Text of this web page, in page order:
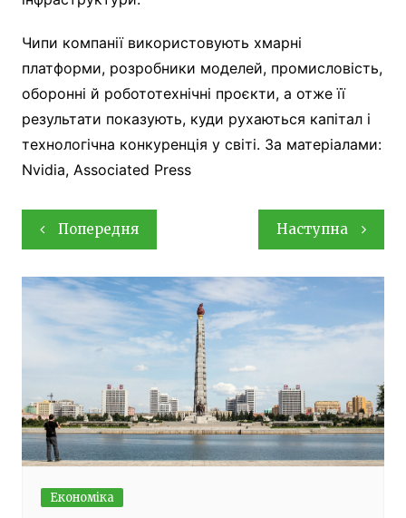
Чипи компанії використовують хмарні
платформи, розробники моделей, промисловість,
оборонні й робототехнічні проєкти, а отже її
результати показують, куди рухаються капітал і
технологічна конкуренція у світі. За матеріалами:
Nvidia, Associated Press
Навігація
записів
Попередня Наступна
Економіка